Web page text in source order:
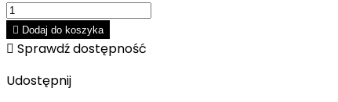
 Dodaj do koszyka
 Sprawdź dostępność
Udostępnij